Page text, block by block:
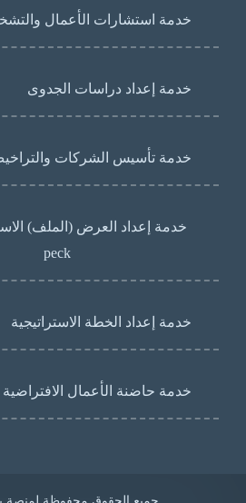
خدمة استشارات الأعمال
خدمة إعداد دراسات الجدوى
خدمة تأسيس الشركات
peck
خدمة إعداد الخطة الاستراتيجية
خدمة حاضنة الأعمال الافتراضية